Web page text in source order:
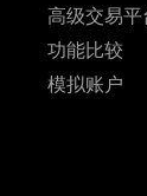
高级交易平
功能比较
模拟账户